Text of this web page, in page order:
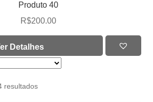
Produto 40
R$200.00
Detalhes
resultados